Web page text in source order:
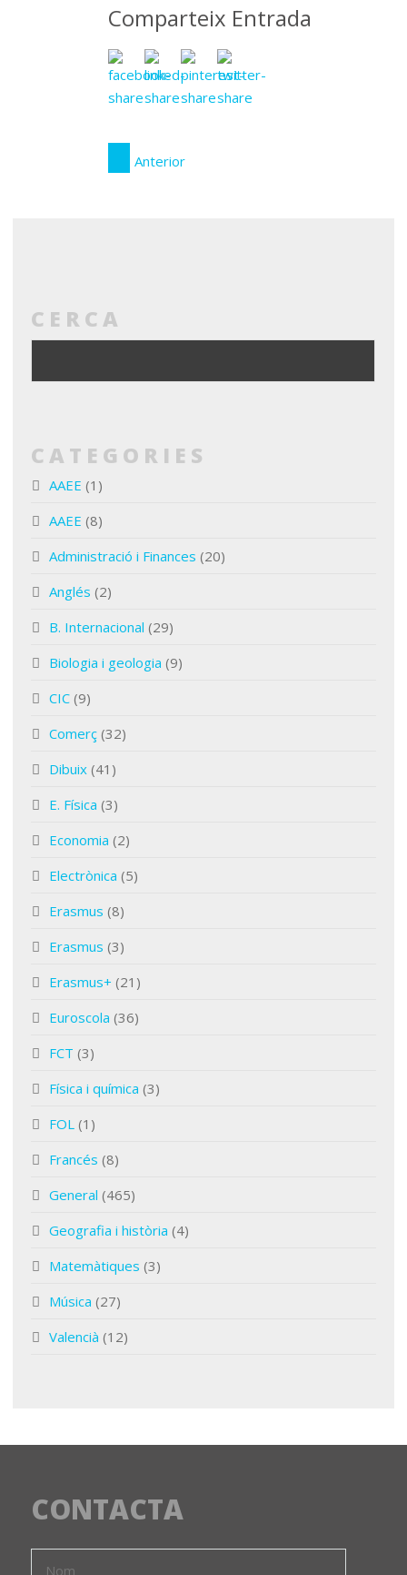
Comparteix Entrada
Anterior
CERCA
CATEGORIES
AAEE (1)
AAEE (8)
Administració i Finances (20)
Anglés (2)
B. Internacional (29)
Biologia i geologia (9)
CIC (9)
Comerç (32)
Dibuix (41)
E. Física (3)
Economia (2)
Electrònica (5)
Erasmus (8)
Erasmus (3)
Erasmus+ (21)
Euroscola (36)
FCT (3)
Física i química (3)
FOL (1)
Francés (8)
General (465)
Geografia i història (4)
Matemàtiques (3)
Música (27)
Valencià (12)
CONTACTA